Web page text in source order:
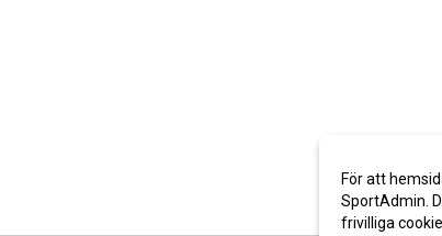
För att
SportAdmin.
frivilliga